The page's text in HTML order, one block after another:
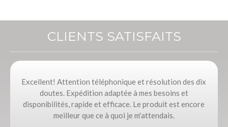
CLIENTS SATISFAITS
Excellent! Attention téléphonique et résolution des dix
doutes. Expédition adaptée à mes besoins et
disponibilités, rapide et efficace. Le produit est encore
meilleur que ce à quoi je m'attendais.